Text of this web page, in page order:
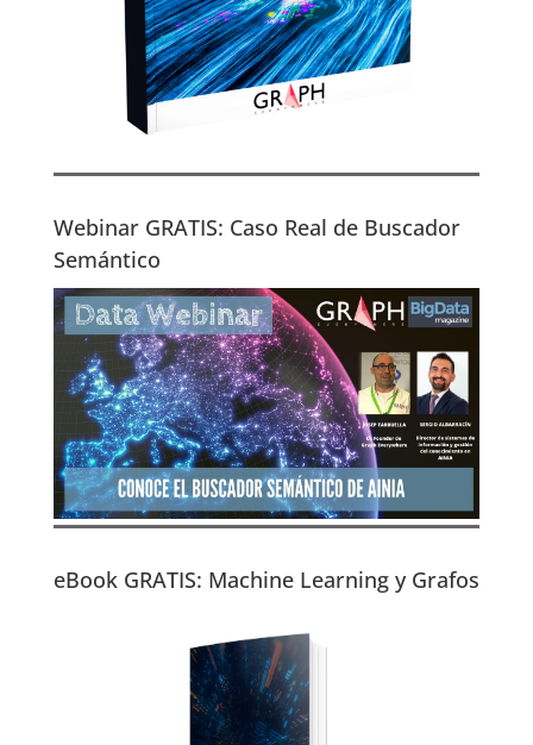
Webinar GRATIS: Caso Real de Buscador
Semántico
eBook GRATIS: Machine Learning y Grafos